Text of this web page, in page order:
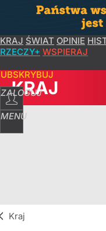
KRAJ ŚWIAT OPINIE
RZECZY+ WSPIERAJ
ZALOGUJ
MENU
KRAJ
Kraj